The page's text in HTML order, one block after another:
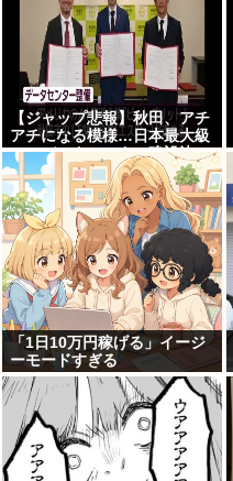
【ジャップ悲報】秋田、アチ
アチになる模様…日本最大級
のAIデータセンター建設決
定！整備費は2兆円！
「1日10万円稼げる」イージ
ーモードすぎる